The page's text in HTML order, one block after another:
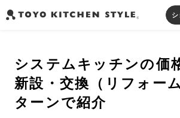
オープンキッチン アイランドキッチン
ペニンシュラキッチン 壁付けキッチン
セパレートキッチン
システムキッチン
家具・照明・タイル
バス・洗面
実例から探す
シ
システムキッチンの価
新設・交換（リフォー
ターンで紹介